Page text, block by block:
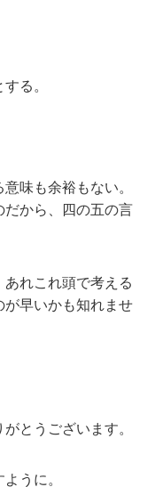
る。
味も余裕もない。
から、四の五の言
れこれ頭で考える
が早いかも知れませ
とうございます。
うに。